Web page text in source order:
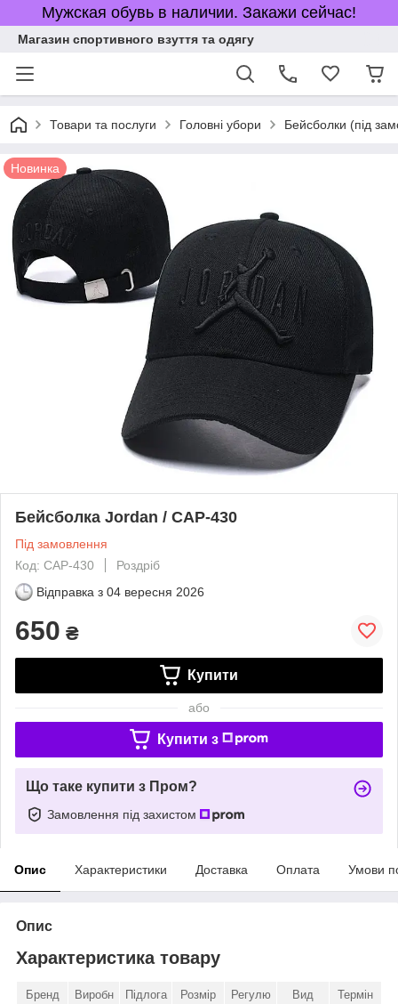
Мужская обувь в наличии. Закажи сейчас!
Магазин спортивного взуття та одягу
Товари та послуги Головні убори Бейсболки (під
Новинка
Бейсболка Jordan / CAP-430
Під замовлення
Код: CAP-430
Роздріб
Відправка з 04 вересня 2026
650 ₴
Купити
або
Купити з
Що таке купити з Пром?
Замовлення під захистом
Опис Характеристики Доставка Оплата Умови
Опис
Характеристика товару
Бренд
Виробн
Підлога Розмір
Регулю
Вид
Термін